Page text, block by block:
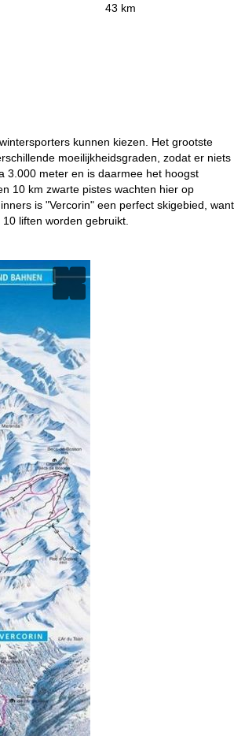
43 km
kunnen kiezen. Het grootste
moeilijkheidsgraden, zodat er niets
3.000 meter en is daarmee het hoogst
10 km zwarte pistes wachten hier op
is "Vercorin" een perfect skigebied, want
liften worden gebruikt.